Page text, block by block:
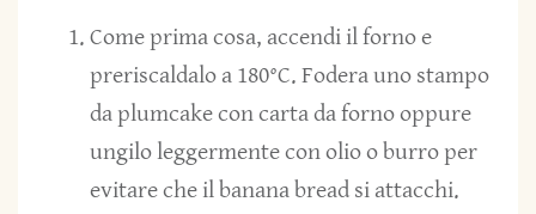
Come prima cosa, accendi il forno e
preriscaldalo a 180°C. Fodera uno stampo
da plumcake con carta da forno oppure
ungilo leggermente con olio o burro per
evitare che il banana bread si attacchi.